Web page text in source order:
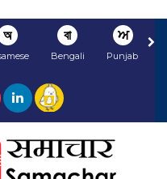
অ বা
Bengali
ਅ
Punjabi